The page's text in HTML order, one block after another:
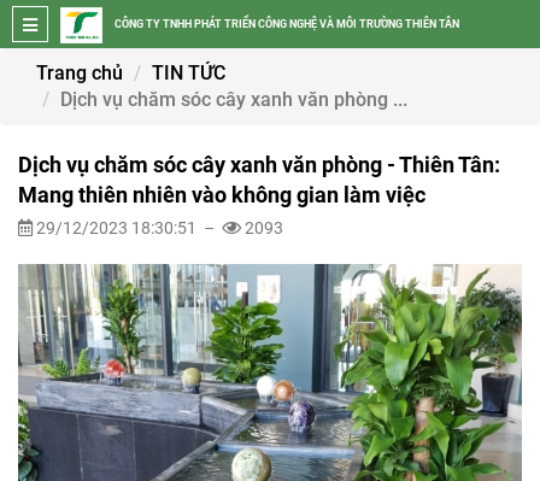
CÔNG TY TNHH PHÁT TRIỂN CÔNG NGHỆ VÀ MÔI TRƯỜNG THIÊN TÂN
Trang chủ
TIN TỨC
Dịch vụ chăm sóc cây xanh văn phòng ...
Dịch vụ chăm sóc cây xanh văn phòng - Thiên Tân:
Mang thiên nhiên vào không gian làm việc
29/12/2023 18:30:51 – 2093